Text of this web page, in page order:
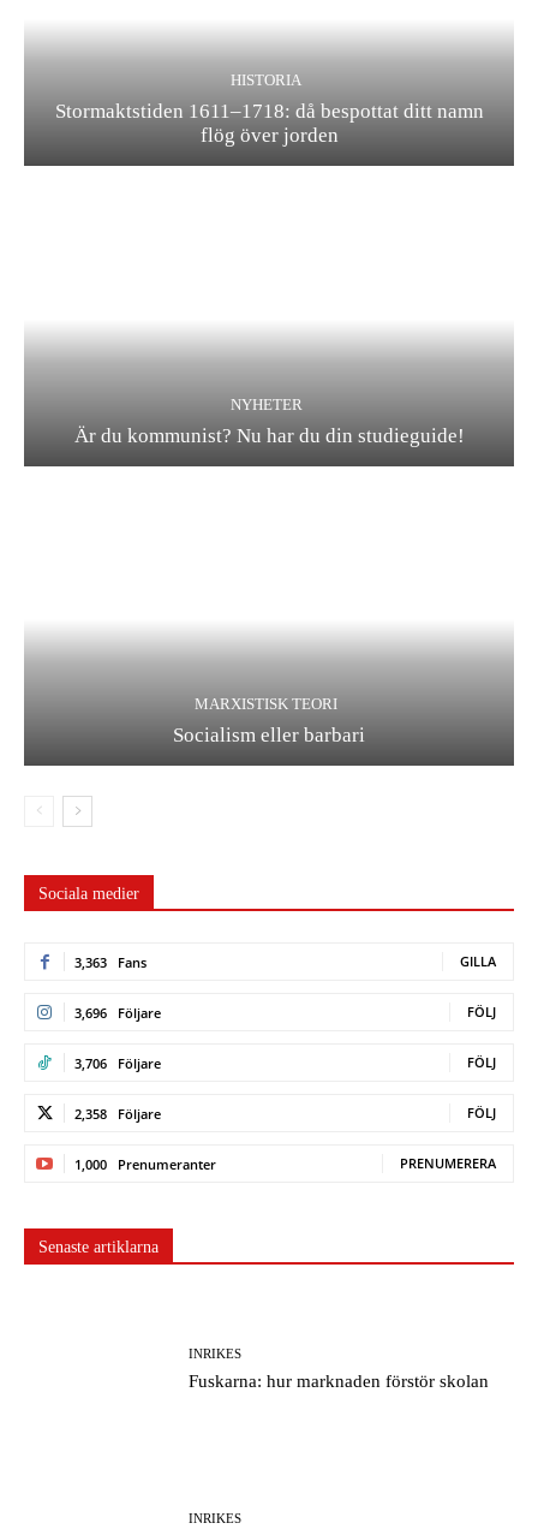
HISTORIA
Stormaktstiden 1611–1718: då bespottat ditt namn
flög över jorden
NYHETER
Är du kommunist? Nu har du din studieguide!
MARXISTISK TEORI
Socialism eller barbari
Sociala medier
3,363 Fans GILLA
3,696 Följare FÖLJ
3,706 Följare FÖLJ
2,358 Följare FÖLJ
1,000 Prenumeranter PRENUMERERA
Senaste artiklarna
INRIKES
Fuskarna: hur marknaden förstör skolan
INRIKES